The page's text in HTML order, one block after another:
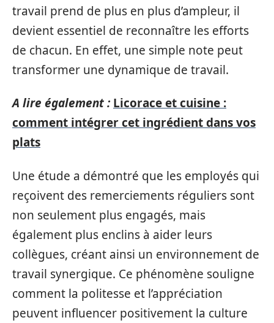
travail prend de plus en plus d’ampleur, il
devient essentiel de reconnaître les efforts
de chacun. En effet, une simple note peut
transformer une dynamique de travail.
A lire également : Licorace et cuisine :
comment intégrer cet ingrédient dans vos
plats
Une étude a démontré que les employés qui
reçoivent des remerciements réguliers sont
non seulement plus engagés, mais
également plus enclins à aider leurs
collègues, créant ainsi un environnement de
travail synergique. Ce phénomène souligne
comment la politesse et l’appréciation
peuvent influencer positivement la culture